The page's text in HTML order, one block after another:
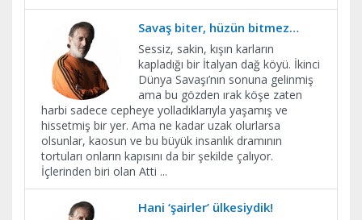
Savaş biter, hüzün bitmez…
Sessiz, sakin, kışın karların
kapladığı bir İtalyan dağ köyü. İkinci
Dünya Savaşı’nın sonuna gelinmiş
ama bu gözden ırak köşe zaten
harbi sadece cepheye yolladıklarıyla yaşamış ve
hissetmiş bir yer. Ama ne kadar uzak olurlarsa
olsunlar, kaosun ve bu büyük insanlık dramının
tortuları onların kapısını da bir şekilde çalıyor.
İçlerinden biri olan Atti ...
Hani ‘şairler’ ülkesiydik!